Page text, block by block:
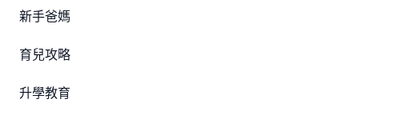
新手爸媽
育兒攻略
升學教育